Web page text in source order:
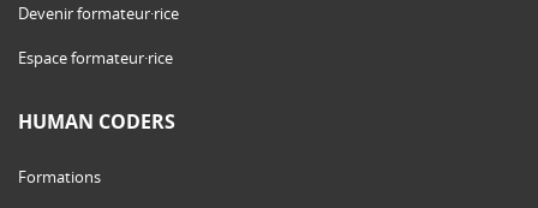
Devenir formateur·rice
Espace formateur·rice
HUMAN CODERS
Formations